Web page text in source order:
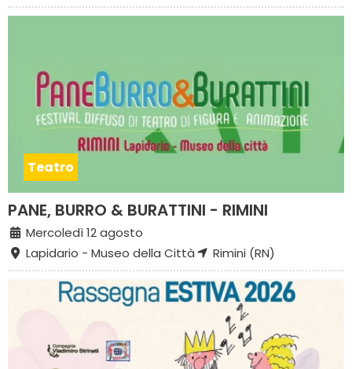
Teatro
PANE, BURRO & BURATTINI - RIMINI
Mercoledì 12 agosto
Lapidario - Museo della Città
Rimini (RN)